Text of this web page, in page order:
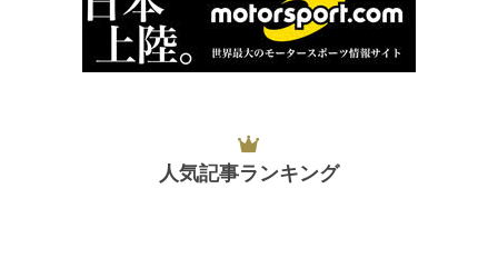
人気記事ランキング